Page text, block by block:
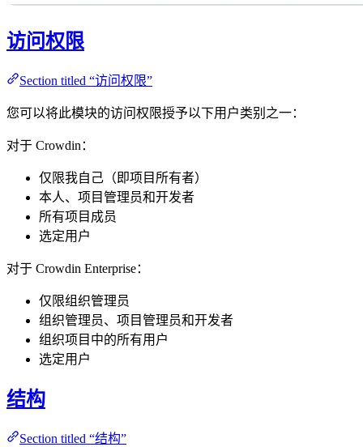
访问权限
Section titled “访问权限”
您可以将此模块的访问权限授予以下用户类别之一：
对于 Crowdin：
仅限我自己（即项目所有者）
本人、项目管理员和开发者
所有项目成员
选定用户
对于 Crowdin Enterprise：
仅限组织管理员
组织管理员、项目管理员和开发者
组织项目中的所有用户
选定用户
结构
Section titled “结构”